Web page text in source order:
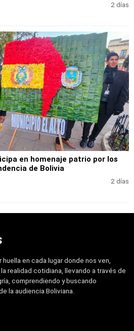
2 días
en homenaje patrio por los
de Bolivia
2 días
en cada lugar donde nos ven,
realidad cotidiana, llevando a través de
comprendiendo y buscando
la audiencia Boliviana.